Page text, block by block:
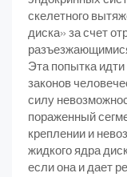
скелетного
диска» за счет
Эта попытка
законов
силу
пораженный
креплении и
жидкого ядра
если она и дает